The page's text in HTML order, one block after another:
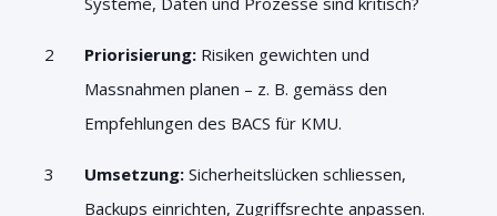
Priorisierung: Risiken gewichten und
Massnahmen planen – z. B. gemäss den
Empfehlungen des BACS für KMU.
Umsetzung: Sicherheitslücken schliessen,
Backups einrichten, Zugriffsrechte anpassen.